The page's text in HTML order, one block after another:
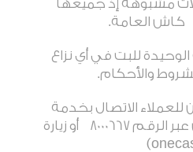
مشبوهة إذ جميعها
كاش العامة.
للبت في أي نزاع
والأحكام.
للعملاء الاتصال بخدمة
العملاء التابع لـ ون كاش عبر الرقم 8000667 أو زيارة